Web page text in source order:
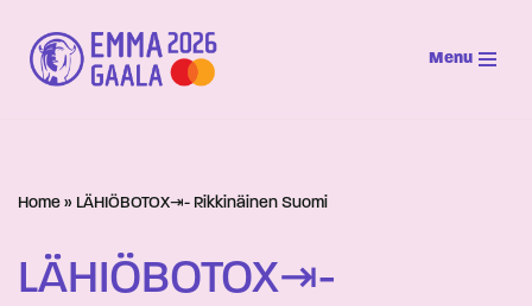
Siirry
suoraan
Menu
Home » LÄHIÖBOTOX⇥- Rikkinäinen Suomi
LÄHIÖBOTOX⇥-